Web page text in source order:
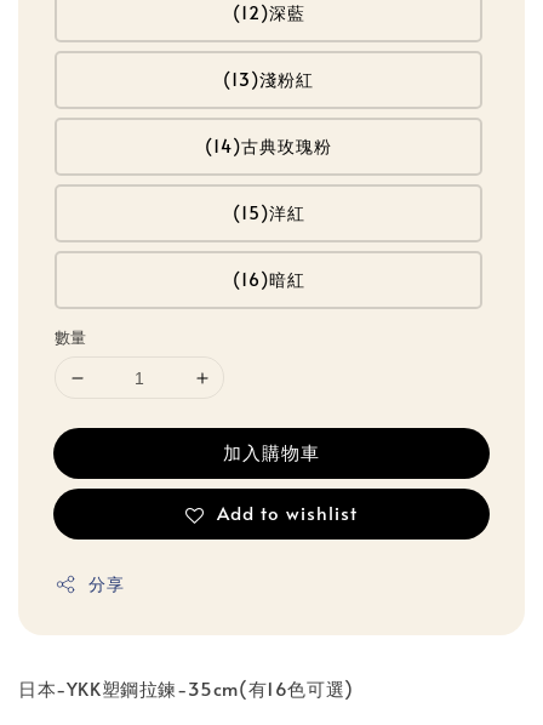
(12)深藍
(13)淺粉紅
(14)古典玫瑰粉
(15)洋紅
(16)暗紅
數量
加入購物車
Add to wishlist
分享
日本-YKK塑鋼拉鍊-35cm(有16色可選)